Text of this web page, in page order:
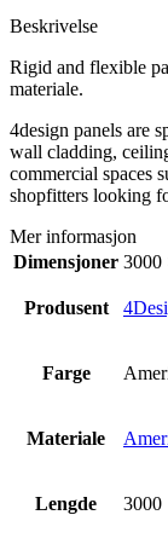
Beskrivelse
Rigid and flexible
materiale.
4design panels are
wall cladding,
commercial spaces
shopfitters looking
Mer informasjon
Dimensjoner 3000
Produsent
Farge
Materiale
Lengde 3000